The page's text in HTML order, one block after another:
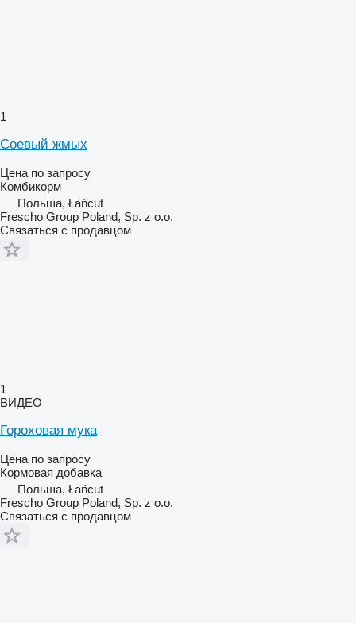
1
Соевый жмых
Цена по запросу
Комбикорм
Польша, Łańcut
Frescho Group Poland, Sp. z o.o.
Связаться с продавцом
1
ВИДЕО
Гороховая мука
Цена по запросу
Кормовая добавка
Польша, Łańcut
Frescho Group Poland, Sp. z o.o.
Связаться с продавцом